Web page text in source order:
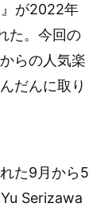
が2022年
た。今回の
らの人気楽
だんに取り
た9月から5
Serizawa